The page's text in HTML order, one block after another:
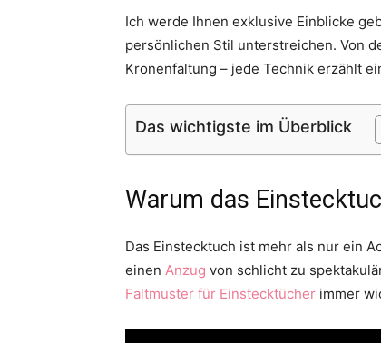
Ich werde Ihnen exklusive Einblicke
persönlichen Stil unterstreichen. Von
Kronenfaltung – jede Technik erzählt
Das wichtigste im Überblick
Warum das
Das Einstecktuch ist mehr als nur ein
einen Anzug von schlicht zu
Faltmuster für Einstecktücher immer